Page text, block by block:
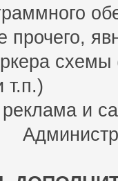
прочего,
т.п.)
и